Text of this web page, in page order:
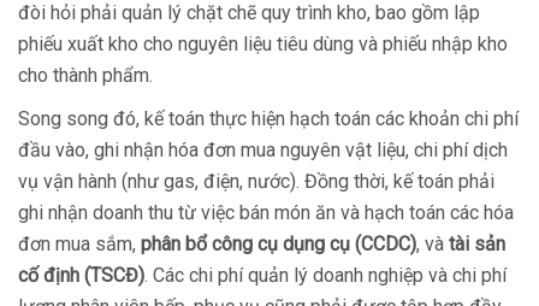
đòi hỏi phải quản lý chặt chẽ quy trình kho, bao gồm lập
phiếu xuất kho cho nguyên liệu tiêu dùng và phiếu nhập kho
cho thành phẩm.
Song song đó, kế toán thực hiện hạch toán các khoản chi phí
đầu vào, ghi nhận hóa đơn mua nguyên vật liệu, chi phí dịch
vụ vận hành (như gas, điện, nước). Đồng thời, kế toán phải
ghi nhận doanh thu từ việc bán món ăn và hạch toán các hóa
đơn mua sắm, phân bổ công cụ dụng cụ (CCDC), và tài sản
cố định (TSCĐ). Các chi phí quản lý doanh nghiệp và chi phí